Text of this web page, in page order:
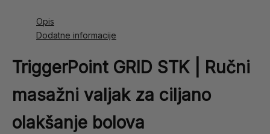
Opis
Dodatne informacije
TriggerPoint GRID STK | Ručni
masažni valjak za ciljano
olakšanje bolova